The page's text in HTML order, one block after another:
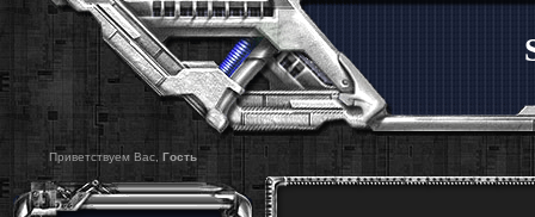
Приветствуем Вас, Гость